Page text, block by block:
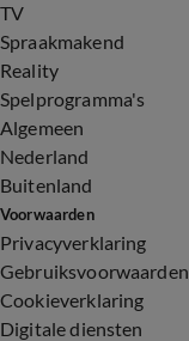
TV
Spraakmakend
Reality
Spelprogramma's
Algemeen
Nederland
Buitenland
Voorwaarden
Privacyverklaring
Gebruiksvoorwaarden
Cookieverklaring
Digitale diensten